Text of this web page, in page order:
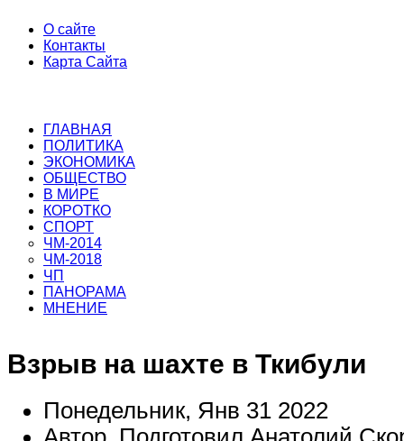
О сайте
Контакты
Карта Сайта
ГЛАВНАЯ
ПОЛИТИКА
ЭКОНОМИКА
ОБЩЕСТВО
В МИРЕ
КОРОТКО
СПОРТ
ЧМ-2014
ЧМ-2018
ЧП
ПАНОРАМА
МНЕНИЕ
Взрыв на шахте в Ткибули
Понедельник, Янв 31 2022